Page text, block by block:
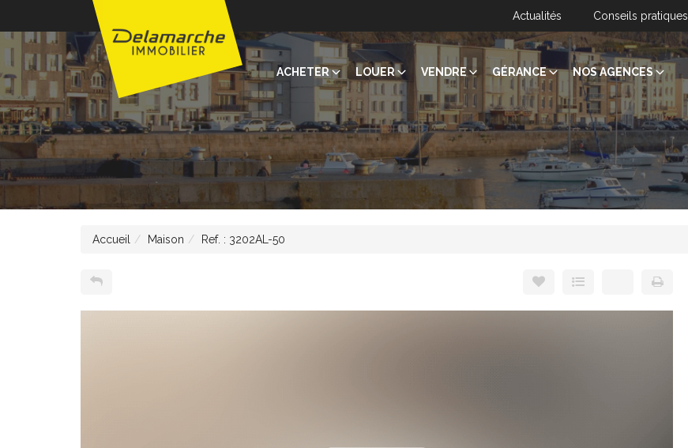
Actualités Conseils pratiques
ACHETER LOUER VENDRE GÉRANCE NOS AGENCES
Accueil Maison Ref. : 3202AL-50